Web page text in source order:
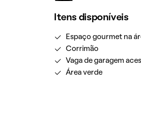
Itens disponíveis
Espaço gourmet na
Corrimão
Vaga de garagem
Área verde